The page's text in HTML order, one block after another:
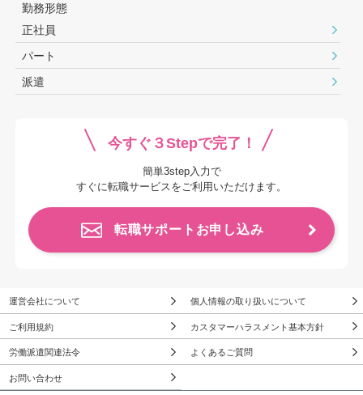
勤務形態
正社員
パート
派遣
今すぐ３Stepで完了！
簡単3step入力で
すぐに転職サービスをご利用いただけます。
転職サポートお申し込み
運営会社について 個人情報の取り扱いについて
ご利用規約 カスタマーハラスメント基本方針
労働派遣関連法令 よくあるご質問
お問い合わせ